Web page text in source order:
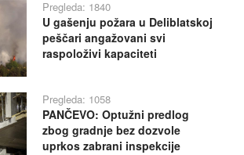
Pregleda: 1840
U gašenju požara u Deliblatskoj
peščari angažovani svi
raspoloživi kapaciteti
Pregleda: 1058
PANČEVO: Optužni predlog
zbog gradnje bez dozvole
uprkos zabrani inspekcije